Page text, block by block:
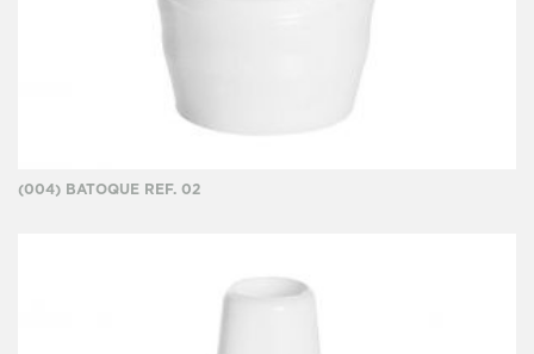
(004) BATOQUE REF. 02